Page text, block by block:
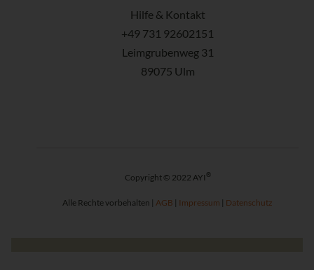
Hilfe & Kontakt
+49 731 92602151
Leimgrubenweg 31
89075 Ulm
Copyright © 2022 AYI ®
Alle Rechte vorbehalten | AGB | Impressum | Datenschutz